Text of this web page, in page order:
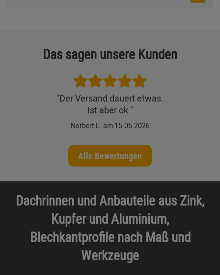
Das sagen unsere Kunden
"Der Versand dauert etwas.
Ist aber ok."
Norbert L. am 15.05.2026
Alle Bewertungen
Dachrinnen und Anbauteile aus Zink,
Kupfer und Aluminium,
Blechkantprofile nach Maß und
Werkzeuge